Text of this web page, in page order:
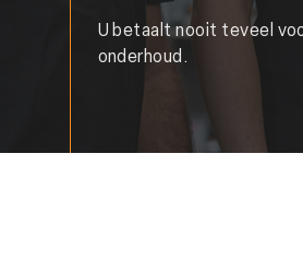
U betaalt nooit teveel
onderhoud.